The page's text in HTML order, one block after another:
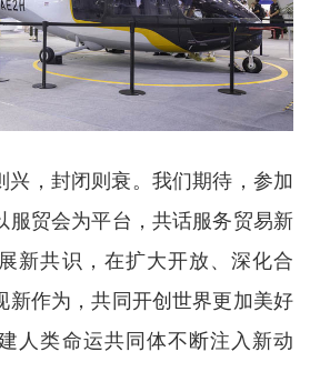
兴，封闭则衰。我们期待，参加
服贸会为平台，共话服务贸易新
新共识，在扩大开放、深化合
新作为，共同开创世界更加美好
人类命运共同体不断注入新动